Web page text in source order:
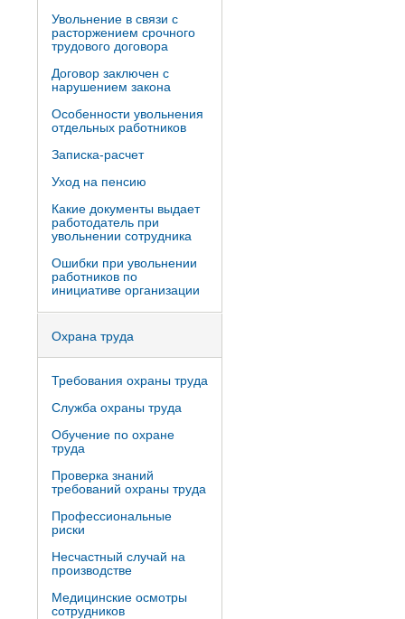
Увольнение в связи с
расторжением срочного
трудового договора
Договор заключен с
нарушением закона
Особенности увольнения
отдельных работников
Записка-расчет
Уход на пенсию
Какие документы выдает
работодатель при
увольнении сотрудника
Ошибки при увольнении
работников по
инициативе организации
Охрана труда
Требования охраны труда
Служба охраны труда
Обучение по охране
труда
Проверка знаний
требований охраны труда
Профессиональные
риски
Несчастный случай на
производстве
Медицинские осмотры
сотрудников